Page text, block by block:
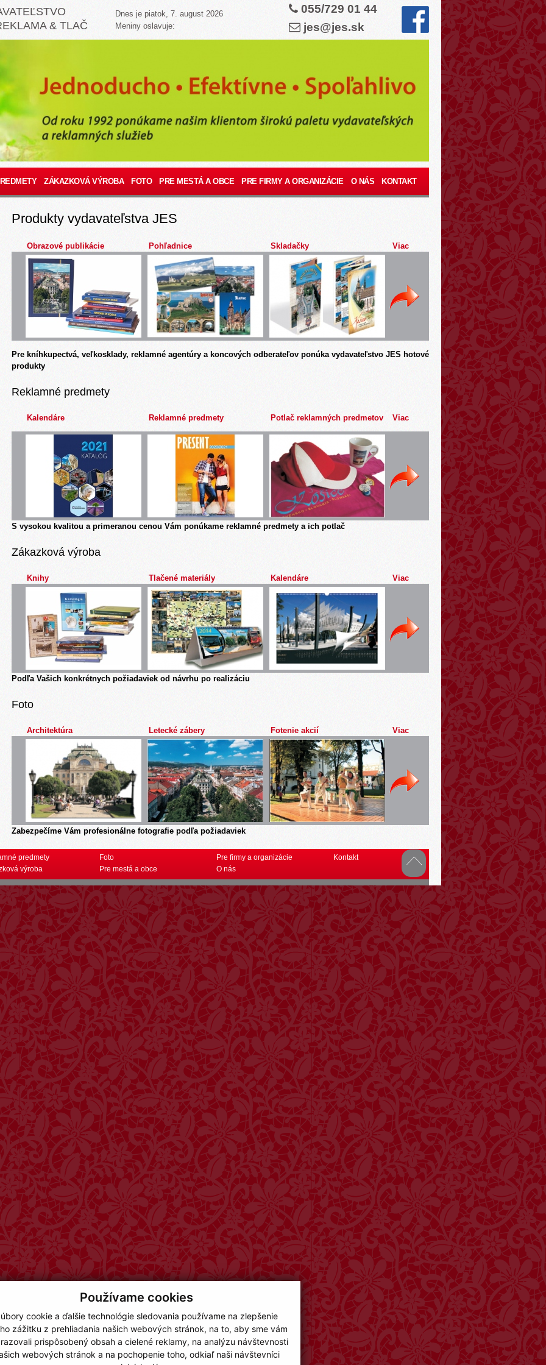
Používame cookies
cookie a ďalšie technológie sledovania používame na zlepšenie
zážitku z prehliadania našich webových stránok, na to, aby sme vám
prispôsobený obsah a cielené reklamy, na analýzu návštevnosti
webových stránok a na pochopenie toho, odkiaľ naši návštevníci
& TLAČ
Dnes je piatok, 7. august 2026
Meniny oslavuje:
055/729 01 44
jes@jes.sk
ZÁKAZKOVÁ VÝROBA FOTO PRE MESTÁ A OBCE PRE FIRMY A ORGANIZÁCIE O NÁS KONTAKT
Produkty vydavateľstva JES
Obrazové publikácie Pohľadnice Skladačky Viac
Pre kníhkupectvá, veľkosklady, reklamné agentúry a koncových odberateľov ponúka vydavateľstvo JES hotové
produkty
Reklamné predmety
Kalendáre Reklamné predmety Potlač reklamných predmetov Viac
S vysokou kvalitou a primeranou cenou Vám ponúkame reklamné predmety a ich potlač
Zákazková výroba
Knihy Tlačené materiály Kalendáre Viac
Podľa Vašich konkrétnych požiadaviek od návrhu po realizáciu
Foto
Architektúra Letecké zábery Fotenie akcií Viac
Zabezpečíme Vám profesionálne fotografie podľa požiadaviek
predmety
výroba
Foto
Pre mestá a obce
Pre firmy a organizácie
O nás
Kontakt